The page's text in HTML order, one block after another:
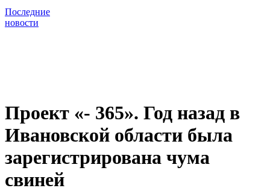
Последние
новости
Проект «- 365». Год назад в
Ивановской области была
зарегистрирована чума
свиней